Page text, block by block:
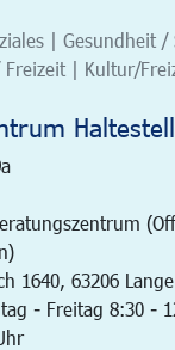
| Gesundheit /
| Kultur/
1640, 63206
- Freitag 8:30 -